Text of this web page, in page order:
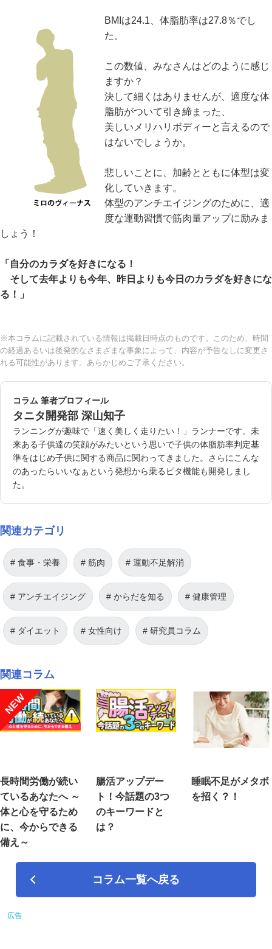
BMIは24.1、体脂肪率は27.8％でし
た。
この数値、みなさんはどのように感じ
ますか？
決して細くはありませんが、適度な体
脂肪がついて引き締まった、
美しいメリハリボディーと言えるので
はないでしょうか。
悲しいことに、加齢とともに体型は変
化していきます。
体型のアンチエイジングのために、適
度な運動習慣で筋肉量アップに励みま
しょう！
「自分のカラダを好きになる！
そして去年よりも今年、昨日よりも今日のカラダを好きにな
る！」
※本コラムに記載されている情報は掲載日時点のものです。このため、時間
の経過あるいは後発的なさまざまな事象によって、内容が予告なしに変更さ
れる可能性があります。あらかじめご了承ください。
コラム 筆者プロフィール
タニタ開発部 深山知子
ランニングが趣味で「速く美しく走りたい！」ランナーです。未
来ある子供達の笑顔がみたいという思いで子供の体脂肪率判定基
準をはじめ子供に関する商品に関わってきました。さらにこんな
のあったらいいなぁという発想から乗るピタ機能も開発しまし
た。
関連カテゴリ
食事・栄養 筋肉 運動不足解消
アンチエイジング からだを知る 健康管理
ダイエット 女性向け 研究員コラム
関連コラム
NEW
長時間労働が続い
ているあなたへ ～
体と心を守るため
に、今からできる
備え～
腸活アップデー
ト！今話題の3つ
のキーワードと
は？
睡眠不足がメタボ
を招く？！
コラム一覧へ戻る